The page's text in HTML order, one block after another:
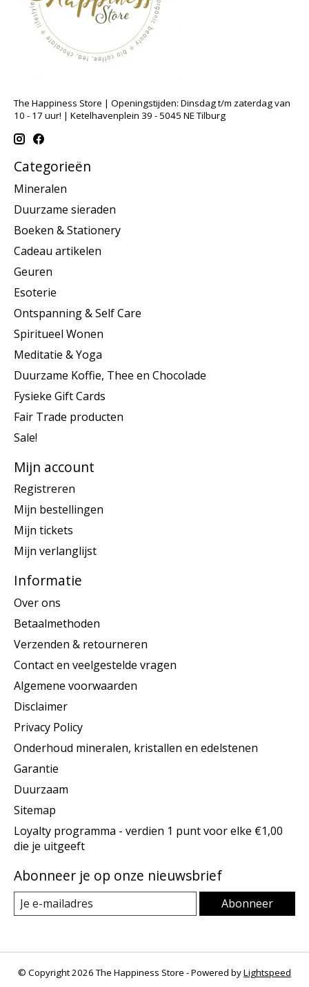
The Happiness Store | Openingstijden: Dinsdag t/m zaterdag van
10 - 17 uur! | Ketelhavenplein 39 - 5045 NE Tilburg
Categorieën
Mineralen
Duurzame sieraden
Boeken & Stationery
Cadeau artikelen
Geuren
Esoterie
Ontspanning & Self Care
Spiritueel Wonen
Meditatie & Yoga
Duurzame Koffie, Thee en Chocolade
Fysieke Gift Cards
Fair Trade producten
Sale!
Mijn account
Registreren
Mijn bestellingen
Mijn tickets
Mijn verlanglijst
Informatie
Over ons
Betaalmethoden
Verzenden & retourneren
Contact en veelgestelde vragen
Algemene voorwaarden
Disclaimer
Privacy Policy
Onderhoud mineralen, kristallen en edelstenen
Garantie
Duurzaam
Sitemap
Loyalty programma - verdien 1 punt voor elke €1,00
die je uitgeeft
Abonneer je op onze nieuwsbrief
Abonneer
© Copyright 2026 The Happiness Store - Powered byLightspeed